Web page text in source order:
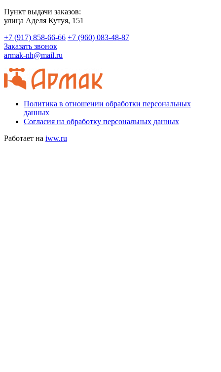
Пункт выдачи заказов:
​улица Аделя Кутуя, 151
+7 (917) 858-66-66 +7 (960) 083-48-87
Заказать звонок
armak-nh@mail.ru
Политика в отношении обработки персональных
данных
Согласия на обработку персональных данных
Работает на iww.ru